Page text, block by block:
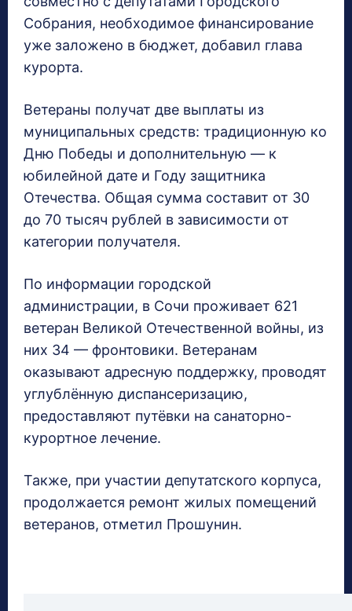
Собрания, необходимое финансирование
уже заложено в бюджет, добавил глава
курорта.
Ветераны получат две выплаты из
муниципальных средств: традиционную ко
Дню Победы и дополнительную — к
юбилейной дате и Году защитника
Отечества. Общая сумма составит от 30
до 70 тысяч рублей в зависимости от
категории получателя.
По информации городской
администрации, в Сочи проживает 621
ветеран Великой Отечественной войны, из
них 34 — фронтовики. Ветеранам
оказывают адресную поддержку, проводят
углублённую диспансеризацию,
предоставляют путёвки на санаторно-
курортное лечение.
Также, при участии депутатского корпуса,
продолжается ремонт жилых помещений
ветеранов, отметил Прошунин.